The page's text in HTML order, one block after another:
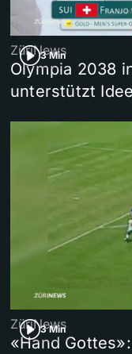
3 Min
ZüriNews
Olympia 2038
unterstützt Idee
3 Min
ZüriNews
«Hand